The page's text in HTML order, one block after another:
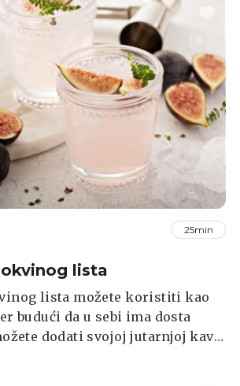
25min
lista
lista možete koristiti kao
budući da u sebi ima dosta
dodati svojoj jutarnjoj kavi